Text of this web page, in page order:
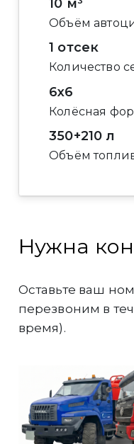
Объём
10 м³
Количество
1 отсек
Колёсная
6x6
Объём
350+210 л
Нужна
Оставьте ваш
перезвоним в
время).